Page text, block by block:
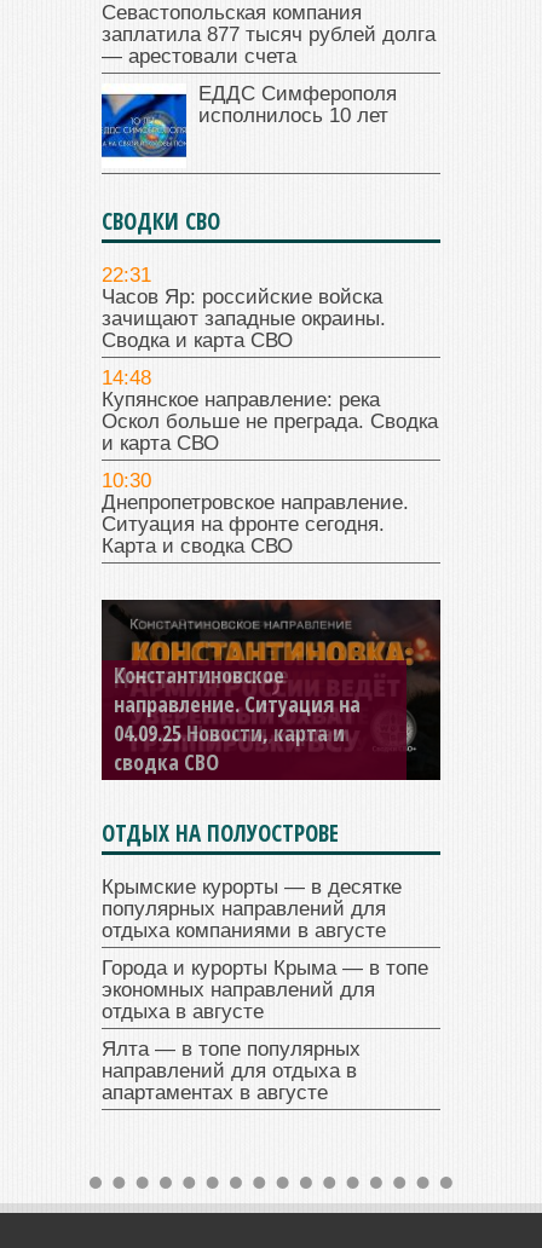
Севастопольская компания
заплатила 877 тысяч рублей долга
— арестовали счета
ЕДДС Симферополя
исполнилось 10 лет
СВОДКИ СВО
22:31
Часов Яр: российские войска
зачищают западные окраины.
Сводка и карта СВО
14:48
Купянское направление: река
Оскол больше не преграда. Сводка
и карта СВО
10:30
Днепропетровское направление.
Ситуация на фронте сегодня.
Карта и сводка СВО
Константиновское
направление. Ситуация на
04.09.25 Новости, карта и
сводка СВО
ОТДЫХ НА ПОЛУОСТРОВЕ
Крымские курорты — в десятке
популярных направлений для
отдыха компаниями в августе
Города и курорты Крыма — в топе
экономных направлений для
отдыха в августе
Ялта — в топе популярных
направлений для отдыха в
апартаментах в августе